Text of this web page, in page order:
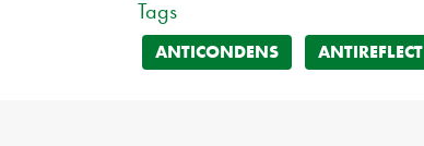
Tags
ANTICONDENS ANTIREFLECT